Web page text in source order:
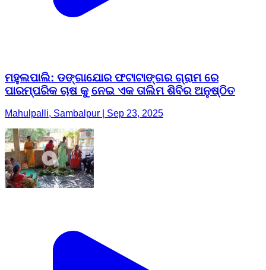
ମହୁଲପାଲି: ଡଙ୍ଗାଯୋର ଫଟାଟାଙ୍ଗର ଗ୍ରାମ ରେ
ପାରମ୍ପରିକ ଚାଷ କୁ ନେଇ ଏକ ତାଲିମ ଶିବିର ଅନୁଷ୍ଠିତ
Mahulpalli, Sambalpur | Sep 23, 2025